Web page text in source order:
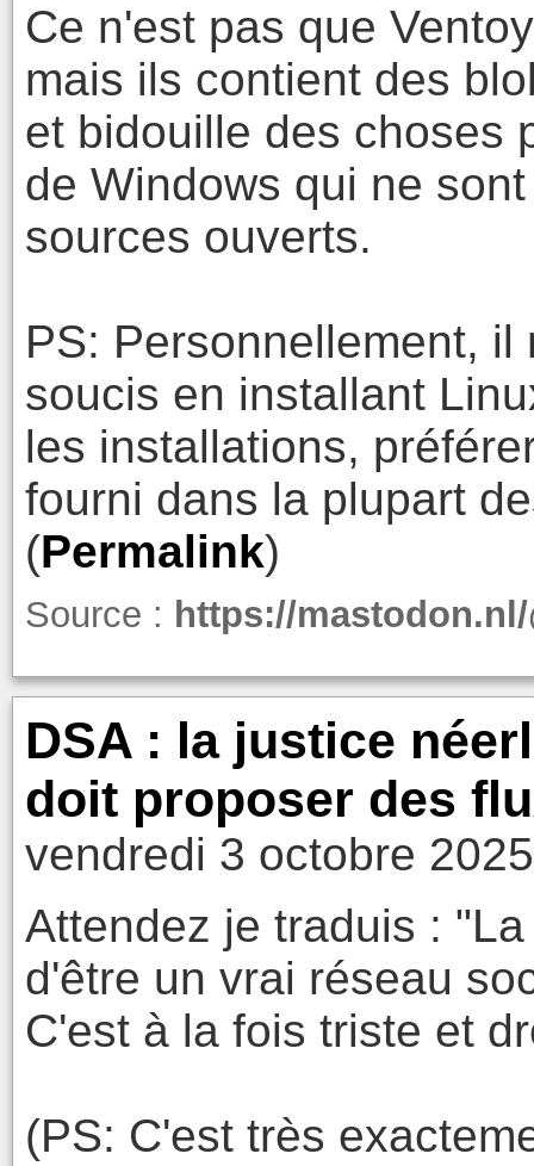
Ce n'est pas que
mais ils contient des
et bidouille des choses
de Windows qui ne
sources ouverts.
PS: Personnellement,
soucis en installant
les installations,
fourni dans la plupart
(Permalink)
Source : https://mastodon.nl/
DSA : la justice
doit proposer des
vendredi 3 octobre
Attendez je traduis :
d'être un vrai réseau
C'est à la fois triste et
(PS: C'est très